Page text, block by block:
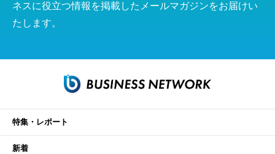
ネスに役立つ情報を掲載したメールマガジンをお届けい
たします。
特集・レポート
新着